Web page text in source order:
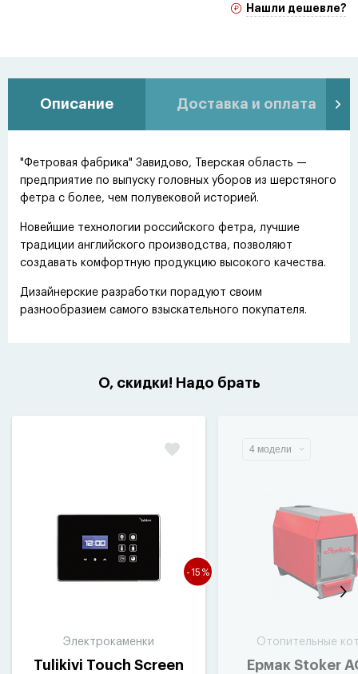
Нашли дешевле?
Описание Доставка и оплата
"Фетровая фабрика" Завидово, Тверская область —
предприятие по выпуску головных уборов из шерстяного
фетра с более, чем полувековой историей.
Новейшие технологии российского фетра, лучшие
традиции английского производства, позволяют
создавать комфортную продукцию высокого качества.
Дизайнерские разработки порадуют своим
разнообразием самого взыскательного покупателя.
О, скидки! Надо брать
-15%
Электрокаменки
Tulikivi Touch Screen
4 модели
Отопительные
Ермак Stoker